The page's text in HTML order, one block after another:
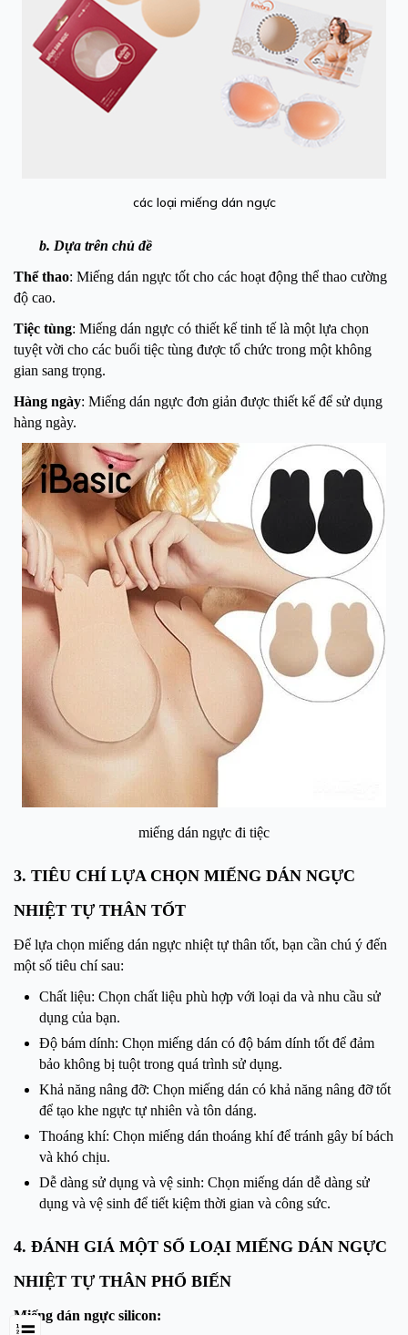
các loại miếng dán ngực
b. Dựa trên chủ đề
Thể thao: Miếng dán ngực tốt cho các hoạt động thể thao cường
độ cao.
Tiệc tùng: Miếng dán ngực có thiết kế tinh tế là một lựa chọn
tuyệt vời cho các buổi tiệc tùng được tổ chức trong một không
gian sang trọng.
Hàng ngày: Miếng dán ngực đơn giản được thiết kế để sử dụng
hàng ngày.
miếng dán ngực đi tiệc
3. TIÊU CHÍ LỰA CHỌN MIẾNG DÁN NGỰC
NHIỆT TỰ THÂN TỐT
Để lựa chọn miếng dán ngực nhiệt tự thân tốt, bạn cần chú ý đến
một số tiêu chí sau:
Chất liệu: Chọn chất liệu phù hợp với loại da và nhu cầu sử
dụng của bạn.
Độ bám dính: Chọn miếng dán có độ bám dính tốt để đảm
bảo không bị tuột trong quá trình sử dụng.
Khả năng nâng đỡ: Chọn miếng dán có khả năng nâng đỡ tốt
để tạo khe ngực tự nhiên và tôn dáng.
Thoáng khí: Chọn miếng dán thoáng khí để tránh gây bí bách
và khó chịu.
Dễ dàng sử dụng và vệ sinh: Chọn miếng dán dễ dàng sử
dụng và vệ sinh để tiết kiệm thời gian và công sức.
4. ĐÁNH GIÁ MỘT SỐ LOẠI MIẾNG DÁN NGỰC
NHIỆT TỰ THÂN PHỔ BIẾN
Miếng dán ngực silicon: